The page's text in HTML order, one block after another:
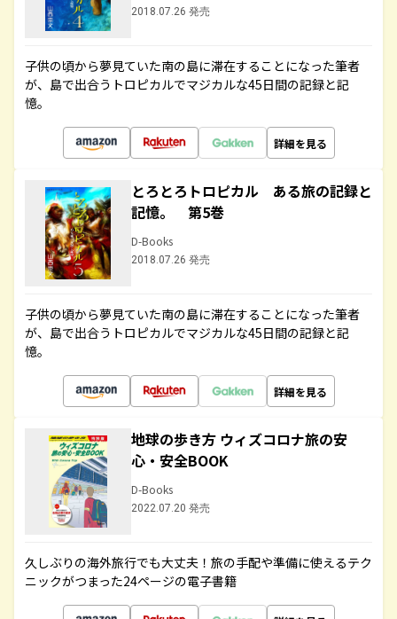
2018.07.26 発売
子供の頃から夢見ていた南の島に滞在することになった筆者
が、島で出合うトロピカルでマジカルな45日間の記録と記
憶。
詳細を見る
とろとろトロピカル ある旅の記録と
記憶。 第5巻
D-Books
2018.07.26 発売
子供の頃から夢見ていた南の島に滞在することになった筆者
が、島で出合うトロピカルでマジカルな45日間の記録と記
憶。
詳細を見る
地球の歩き方 ウィズコロナ旅の安
心・安全BOOK
D-Books
2022.07.20 発売
久しぶりの海外旅行でも大丈夫！旅の手配や準備に使えるテク
ニックがつまった24ページの電子書籍